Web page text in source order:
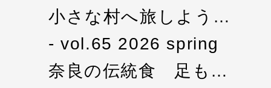
小さな村へ旅しよう…
vol.65 2026 spring
奈良の伝統食 足も…